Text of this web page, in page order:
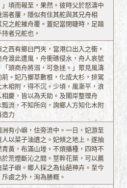
」頃而報至，果然。彼時父於怒濤中
溺者屢，隱似有住其舵與其兄舟相
兄之舵摧舟覆。蓋妃當閉睫時，足踏
者兄舵也。
西有鄉曰門夾，當港口出入之衝，
舟渡此遭風，舟衝礁侵水，舟人哀號
「頭商舟將溺，可急拯。」眾見風濤
前。妃乃擲草數根，化成大杉，排駕
木相附，得不沉。少頃，風漸平，浪
相慶，皆以為天助。及閣岸整理舟
瓢流，不知所向，詢鄉人方知化木附
造力
洲有小嶼，住旁流中。一日，妃游至
人以菜子油遺之。妃傾之地上。遂抽
青黃，布滿山堘。不煩播種，四時不
於荒煙斷沁之間。莖幹花葉，可以薦
菜子嶼。鄉人採之為仙葩神卉。至今
鹵之外，洵為勝概。